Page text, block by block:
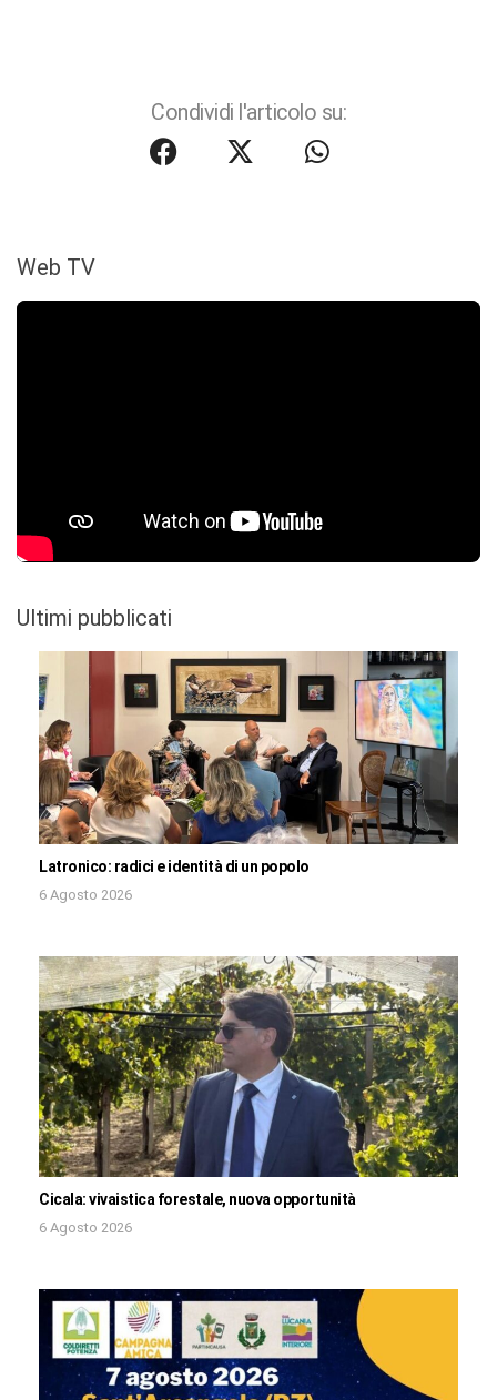
Condividi l'articolo su:
Web TV
Ultimi pubblicati
Latronico: radici e identità di un popolo
6 Agosto 2026
Cicala: vivaistica forestale, nuova opportunità
6 Agosto 2026